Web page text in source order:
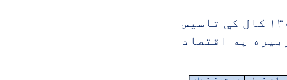
یو خصوصي پوهنتون دی چې په ۱۳۸۶ کال کې تاسیس
په اقتصاد